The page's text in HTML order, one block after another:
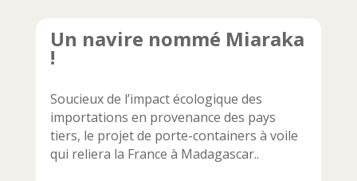
Un navire nommé Miaraka
!
Soucieux de l’impact écologique des
importations en provenance des pays
tiers, le projet de porte-containers à voile
qui reliera la France à Madagascar..